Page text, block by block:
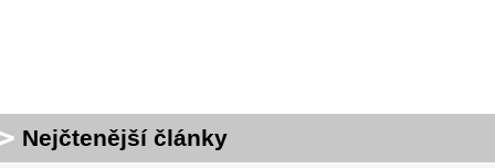
Nejčtenější články